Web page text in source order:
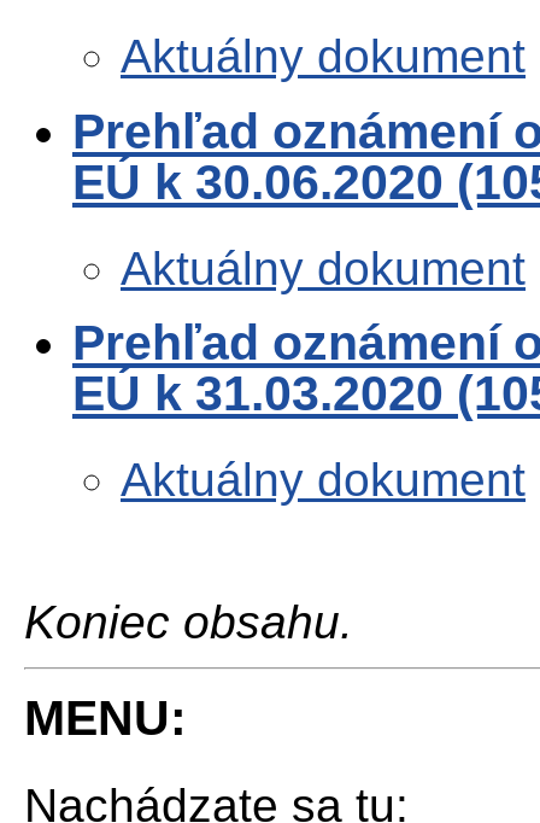
Aktuálny dokument
Prehľad oznámení
EÚ k 30.06.2020
Aktuálny dokument
Prehľad oznámení
EÚ k 31.03.2020
Aktuálny dokument
Koniec obsahu.
MENU:
Nachádzate sa tu: